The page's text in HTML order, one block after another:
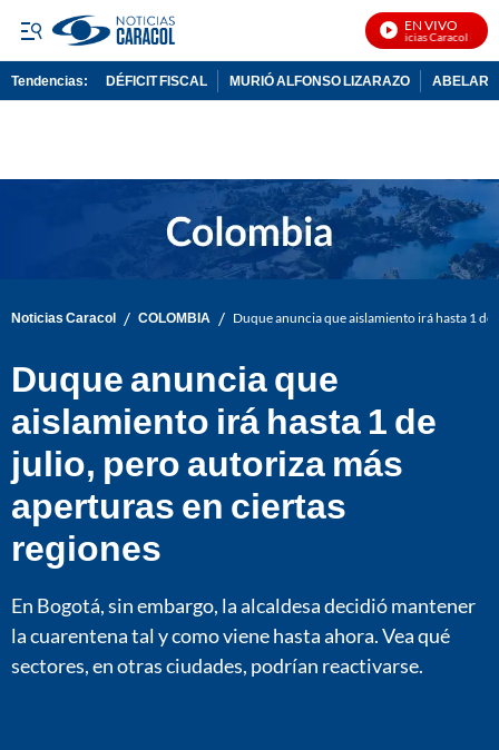
EN VIVO
Noticias Caracol En
Tendencias: DÉFICIT FISCAL MURIÓ ALFONSO LIZARAZO
Noticias Caracol / COLOMBIA / Duque anuncia que aislamiento irá hasta 1
Duque anuncia que
aislamiento irá hasta 1 de
julio, pero autoriza más
aperturas en ciertas
regiones
En Bogotá, sin embargo, la alcaldesa decidió mantener
la cuarentena tal y como viene hasta ahora. Vea qué
sectores, en otras ciudades, podrían reactivarse.